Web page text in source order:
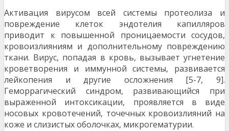
Активация вирусом всей системы протеолиза и
повреждение клеток эндотелия капилляров
приводит к повышенной проницаемости сосудов,
кровоизлияниям и дополнительному повреждению
ткани. Вирус, попадая в кровь, вызывает угнетение
кроветворения и иммунной системы, развивается
лейкопения и другие осложнения [5-7, 9].
Геморрагический синдром, развивающийся при
выраженной интоксикации, проявляется в виде
носовых кровотечений, точечных кровоизлияний на
коже и слизи­стых оболочках, микрогематурии.